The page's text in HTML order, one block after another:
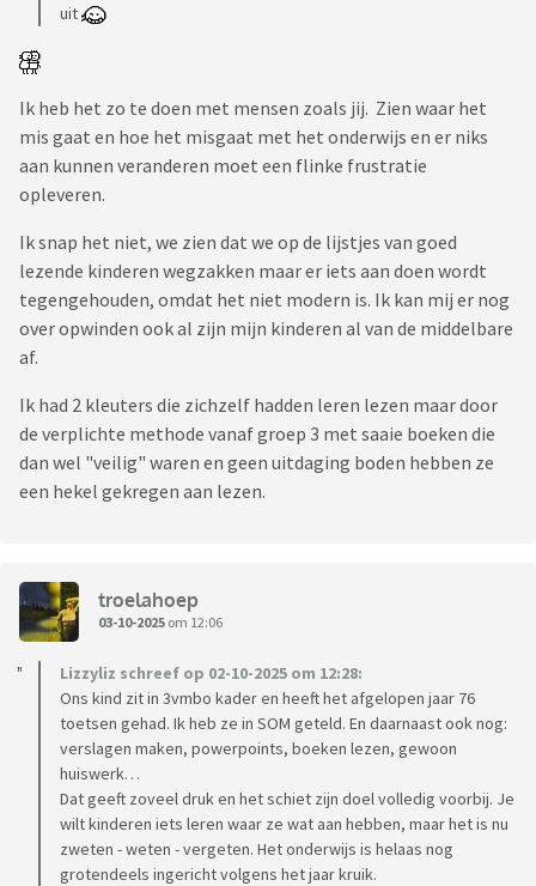
uit
Ik heb het zo te doen met mensen zoals jij. Zien waar het
mis gaat en hoe het misgaat met het onderwijs en er niks
aan kunnen veranderen moet een flinke frustratie
opleveren.
Ik snap het niet, we zien dat we op de lijstjes van goed
lezende kinderen wegzakken maar er iets aan doen wordt
tegengehouden, omdat het niet modern is. Ik kan mij er nog
over opwinden ook al zijn mijn kinderen al van de middelbare
af.
Ik had 2 kleuters die zichzelf hadden leren lezen maar door
de verplichte methode vanaf groep 3 met saaie boeken die
dan wel "veilig" waren en geen uitdaging boden hebben ze
een hekel gekregen aan lezen.
troelahoep
03-10-2025 om 12:06
Lizzyliz schreef op 02-10-2025 om 12:28:
Ons kind zit in 3vmbo kader en heeft het afgelopen jaar 76
toetsen gehad. Ik heb ze in SOM geteld. En daarnaast ook nog:
verslagen maken, powerpoints, boeken lezen, gewoon
huiswerk…
Dat geeft zoveel druk en het schiet zijn doel volledig voorbij. Je
wilt kinderen iets leren waar ze wat aan hebben, maar het is nu
zweten - weten - vergeten. Het onderwijs is helaas nog
grotendeels ingericht volgens het jaar kruik.